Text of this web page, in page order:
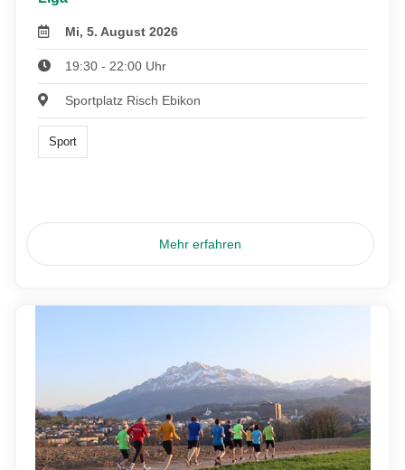
Mi, 5. August 2026
19:30 - 22:00 Uhr
Sportplatz Risch Ebikon
Sport
Mehr erfahren